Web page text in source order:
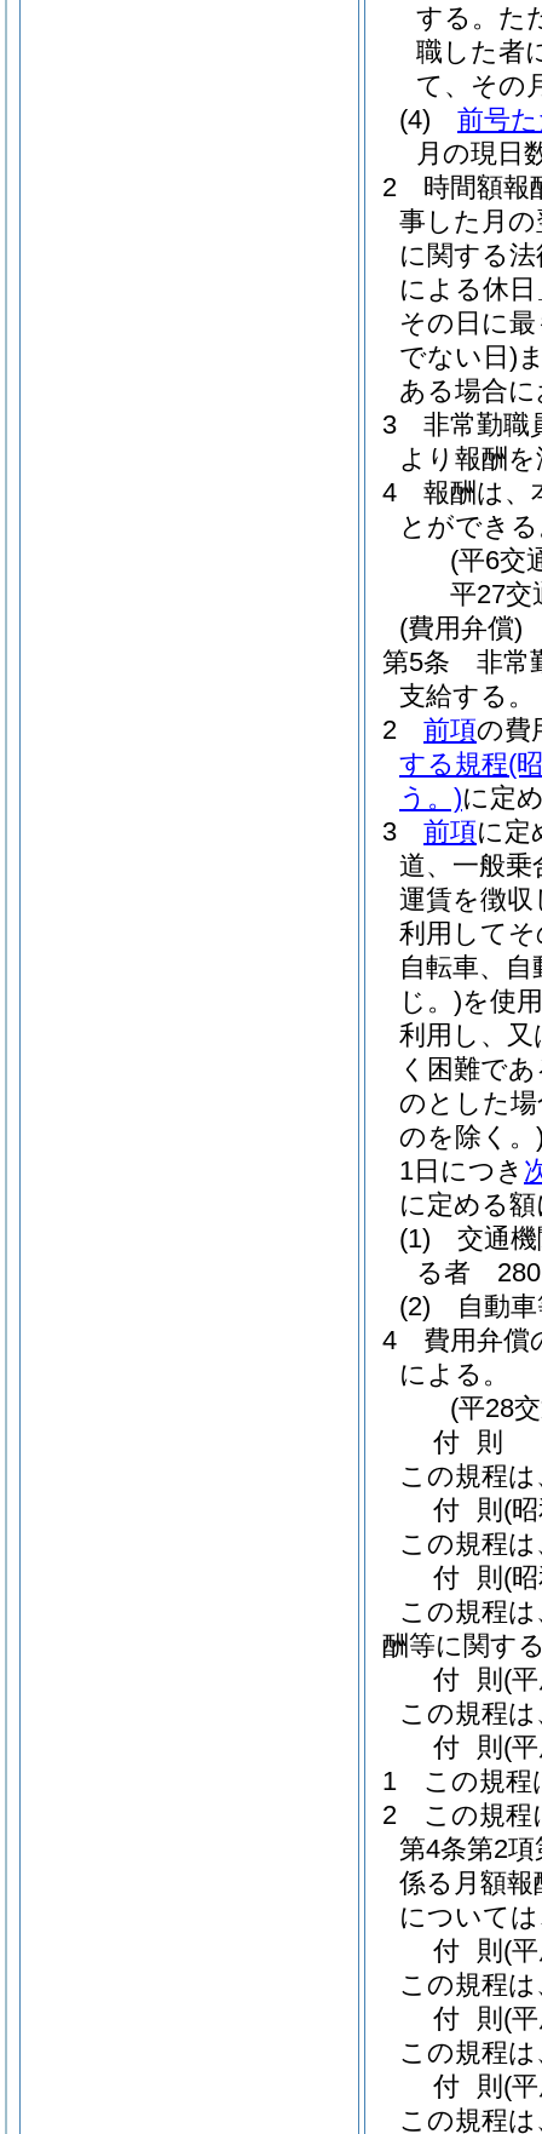
する。 た
職した者
て、その
(4)
前号
月の現日
2
時間額報
事した月の
に関する法
による休
その日に
でない日)
ある場合
3
非常勤職
より報酬
4
報酬は、
とができ
(平6交
平27交
(費用弁償)
第5条
非常
支給する。
2
前項の費
する規程(
う。)に定
3
前項に定
道、一般
運賃を徴
利用して
自転車、
じ。)を使
利用し、
く困難で
のとした
のを除く。
1日につき
に定める
(1)
交通
る者
(2)
自動
4
費用弁償
による。
(平28
付 則
この規程
付 則 (
この規程
付 則 (
この規程
酬等に関す
付 則 (
この規程
付 則 (
1
この規程
2
この規程
第4条第2
係る月額
について
付 則 (
この規程
付 則 (
この規程
付 則 (
この規程